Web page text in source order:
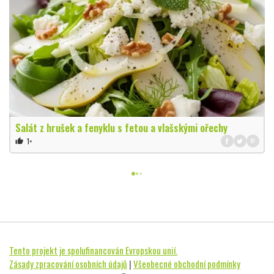
Salát z hrušek a fenyklu s fetou a vlašskými ořechy
thumb_up 1×
Tento projekt je spolufinancován Evropskou unií.
Zásady zpracování osobních údajů |Všeobecné obchodní podmínky